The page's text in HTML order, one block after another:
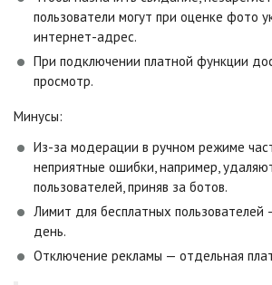
пользователи могут при оценке фото
интернет-адрес.
При подключении платной функции
просмотр.
Минусы:
Из-за модерации в ручном режиме
неприятные ошибки, например,
пользователей, приняв за ботов.
Лимит для бесплатных
день.
Отключение рекламы — отдельная